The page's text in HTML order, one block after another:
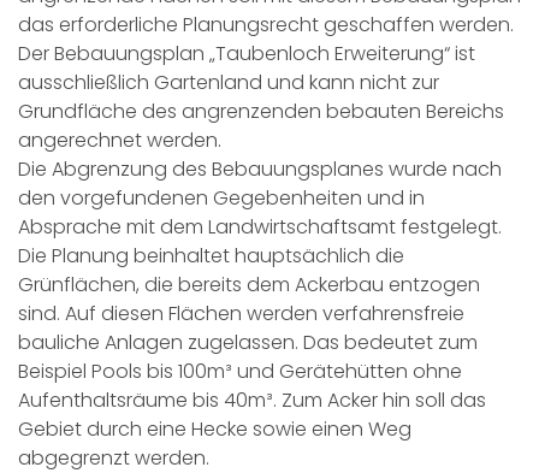
das erforderliche Planungsrecht geschaffen werden.
Der Bebauungsplan „Taubenloch Erweiterung“ ist
ausschließlich Gartenland und kann nicht zur
Grundfläche des angrenzenden bebauten Bereichs
angerechnet werden.
Die Abgrenzung des Bebauungsplanes wurde nach
den vorgefundenen Gegebenheiten und in
Absprache mit dem Landwirtschaftsamt festgelegt.
Die Planung beinhaltet hauptsächlich die
Grünflächen, die bereits dem Ackerbau entzogen
sind. Auf diesen Flächen werden verfahrensfreie
bauliche Anlagen zugelassen. Das bedeutet zum
Beispiel Pools bis 100m³ und Gerätehütten ohne
Aufenthaltsräume bis 40m³. Zum Acker hin soll das
Gebiet durch eine Hecke sowie einen Weg
abgegrenzt werden.